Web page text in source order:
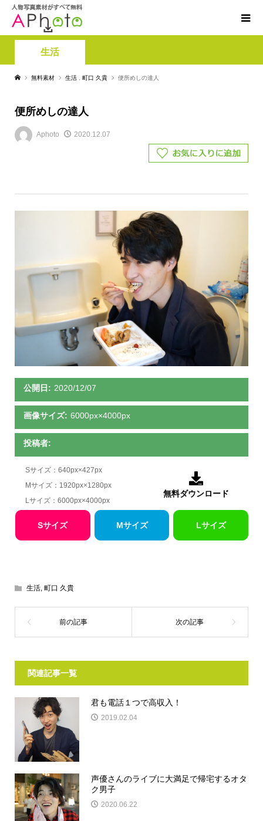
生活
無料素材 生活 町口 久貴 便所めしの達人
便所めしの達人
Aphoto 2020.12.07
公開日: 2020/12/07
画像サイズ: 6000px×4000px
投稿者:
Sサイズ：640px×427px
Mサイズ：1920px×1280px
Lサイズ：6000px×4000px

無料ダウンロード
Sサイズ Mサイズ Lサイズ
生活, 町口 久貴
関連記事一覧
君も電話１つで高収入！
2019.02.04
声優さんのライブに大満足で帰宅するオタ
ク男子
2020.06.22